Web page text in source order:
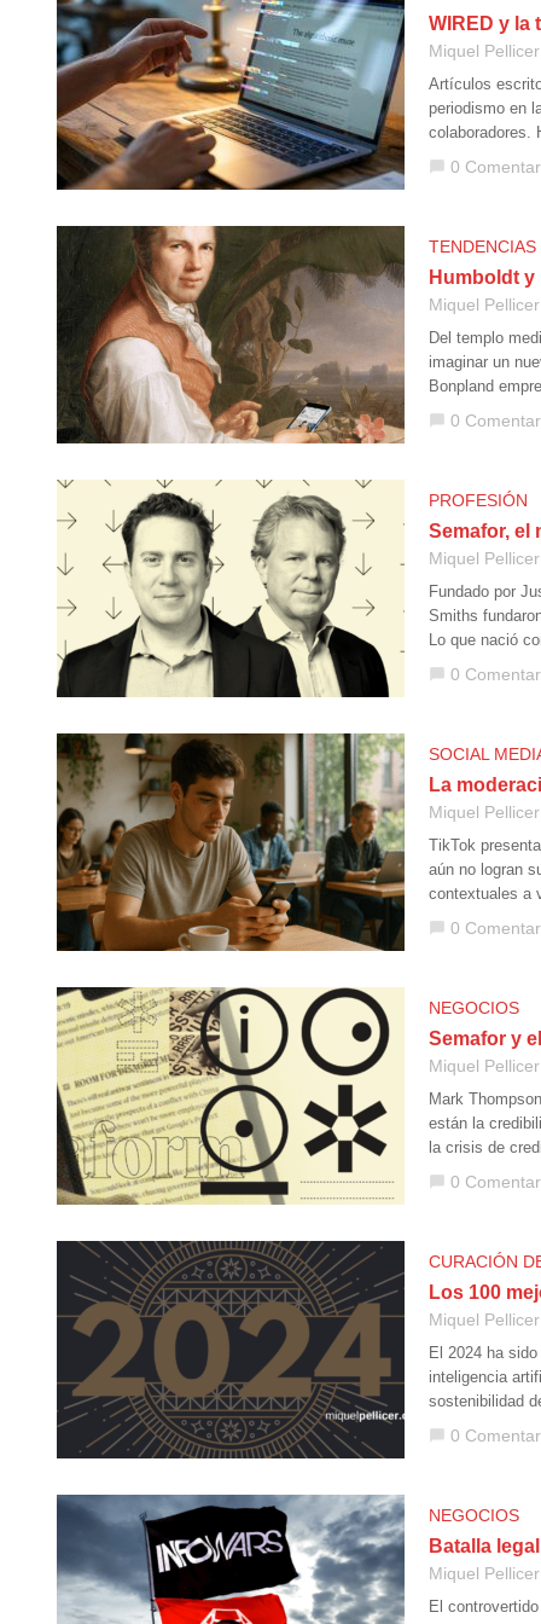
WIRED y la
Miquel Pellicer
Artículos
periodismo en
colaboradores.
chat_bubble 0
TENDENCIAS
Humboldt
Miquel Pellicer
Del templo
imaginar un
Bonpland
chat_bubble 0
PROFESIÓN
Semafor, el
Miquel Pellicer
Fundado por
Smiths
Lo que nació
chat_bubble 0
SOCIAL
La
Miquel Pellicer
TikTok
aún no logran
contextuales a
chat_bubble 0
NEGOCIOS
Semafor y
Miquel Pellicer
Mark
están la
la crisis de
chat_bubble 0
CURACIÓN
Los 100
Miquel Pellicer
El 2024 ha
inteligencia
sostenibilidad
chat_bubble 0
NEGOCIOS
Batalla
Miquel Pellicer
El